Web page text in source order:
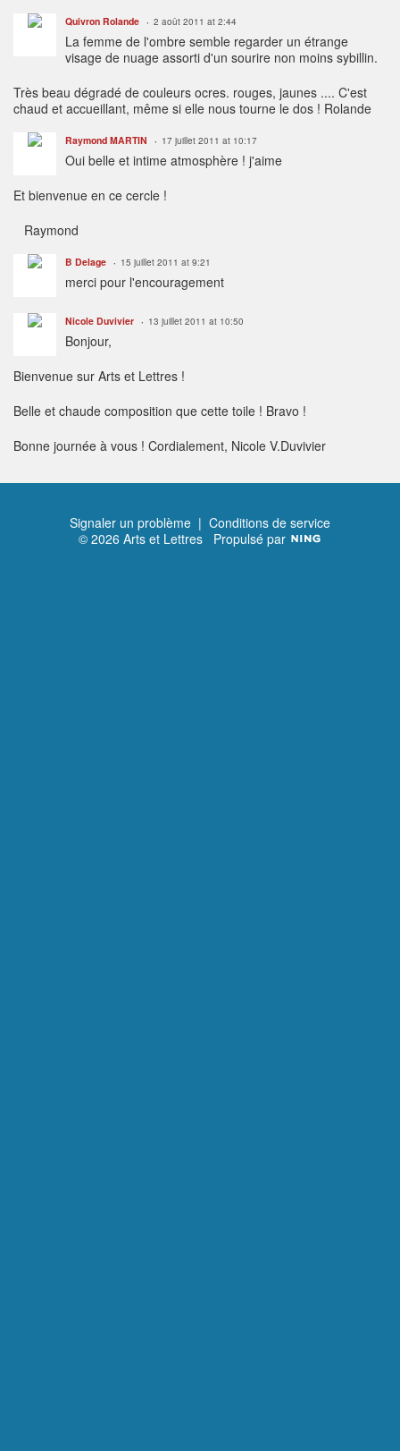
Quivron Rolande 2 août 2011 at 2:44
La femme de l'ombre semble regarder un étrange
visage de nuage assorti d'un sourire non moins sybillin.
Très beau dégradé de couleurs ocres. rouges, jaunes .... C'est
chaud et accueillant, même si elle nous tourne le dos ! Rolande
Raymond MARTIN 17 juillet 2011 at 10:17
Oui belle et intime atmosphère ! j'aime
Et bienvenue en ce cercle !
Raymond
B Delage 15 juillet 2011 at 9:21
merci pour l'encouragement
Nicole Duvivier 13 juillet 2011 at 10:50
Bonjour,
Bienvenue sur Arts et Lettres !
Belle et chaude composition que cette toile ! Bravo !
Bonne journée à vous ! Cordialement, Nicole V.Duvivier
Signaler un problème | Conditions de service
© 2026 Arts et Lettres Propulsé par